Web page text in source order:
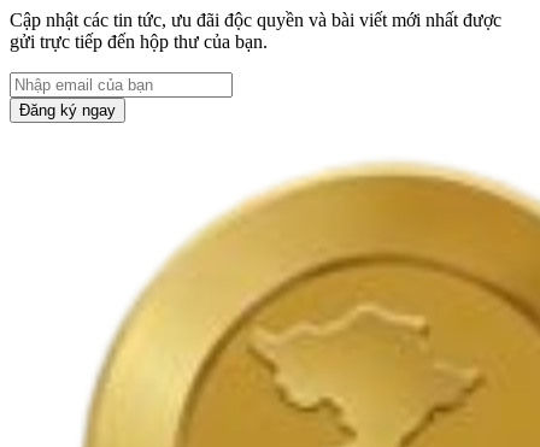
Cập nhật các tin tức, ưu đãi độc quyền và bài viết mới nhất được
gửi trực tiếp đến hộp thư của bạn.
Đăng ký ngay